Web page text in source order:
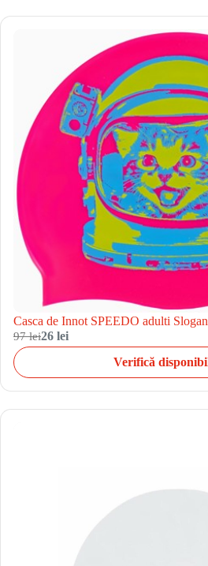
Casca de Innot SPEEDO adulti
97 lei26 lei
Verifică